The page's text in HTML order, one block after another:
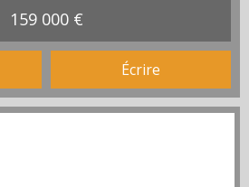
159 000 €
Écrire